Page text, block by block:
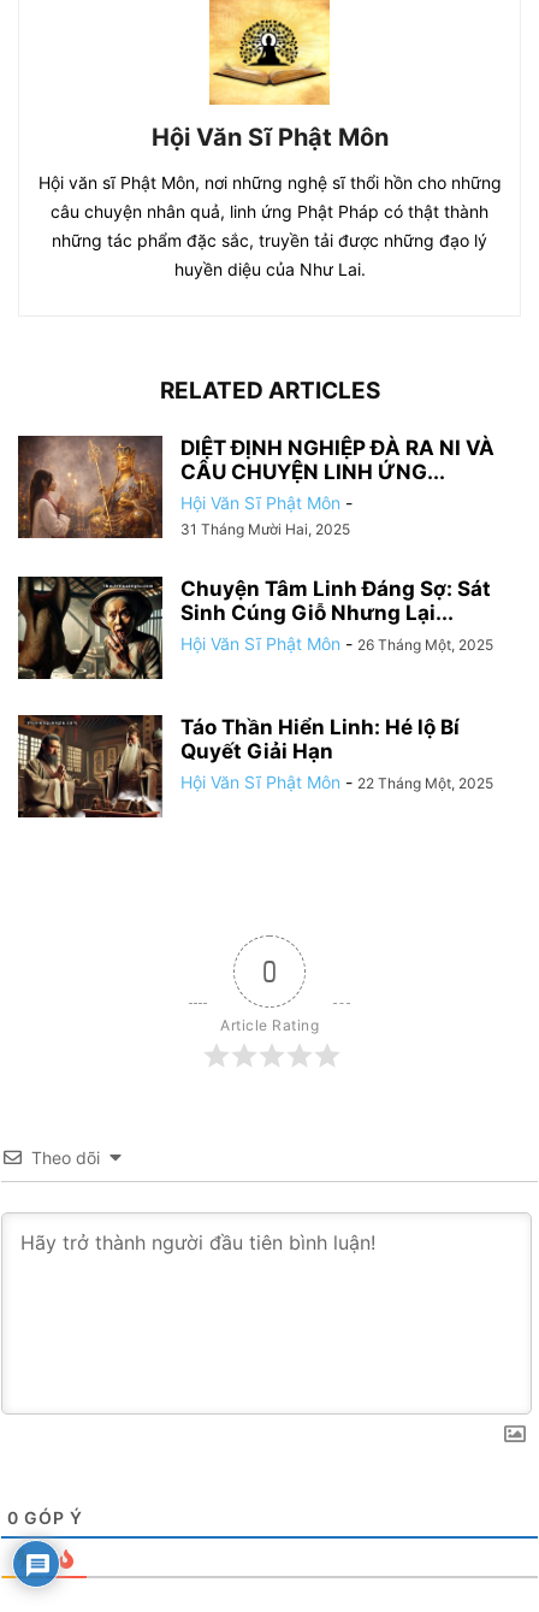
Hội Văn Sĩ Phật Môn
Hội văn sĩ Phật Môn, nơi những nghệ sĩ thổi hồn cho những
câu chuyện nhân quả, linh ứng Phật Pháp có thật thành
những tác phẩm đặc sắc, truyền tải được những đạo lý
huyền diệu của Như Lai.
RELATED ARTICLES
DIỆT ĐỊNH NGHIỆP ĐÀ RA NI VÀ
CÂU CHUYỆN LINH ỨNG...
Hội Văn Sĩ Phật Môn -
31 Tháng Mười Hai, 2025
Chuyện Tâm Linh Đáng Sợ: Sát
Sinh Cúng Giỗ Nhưng Lại...
Hội Văn Sĩ Phật Môn - 26 Tháng Một, 2025
Táo Thần Hiển Linh: Hé lộ Bí
Quyết Giải Hạn
Hội Văn Sĩ Phật Môn - 22 Tháng Một, 2025
0
Article Rating
Theo dõi
0 GÓP Ý